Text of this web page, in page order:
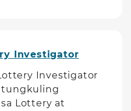
Investigator
Investigator
tungkuling
Lottery at